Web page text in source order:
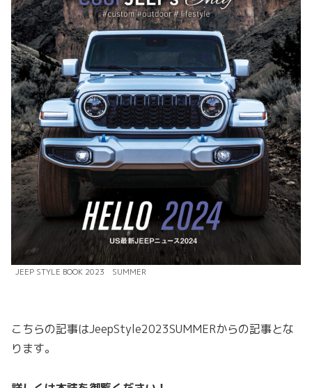
JEEP STYLE BOOK 2023 SUMMER
こちらの記事はJeepStyle2023SUMMERからの記事とな
ります。